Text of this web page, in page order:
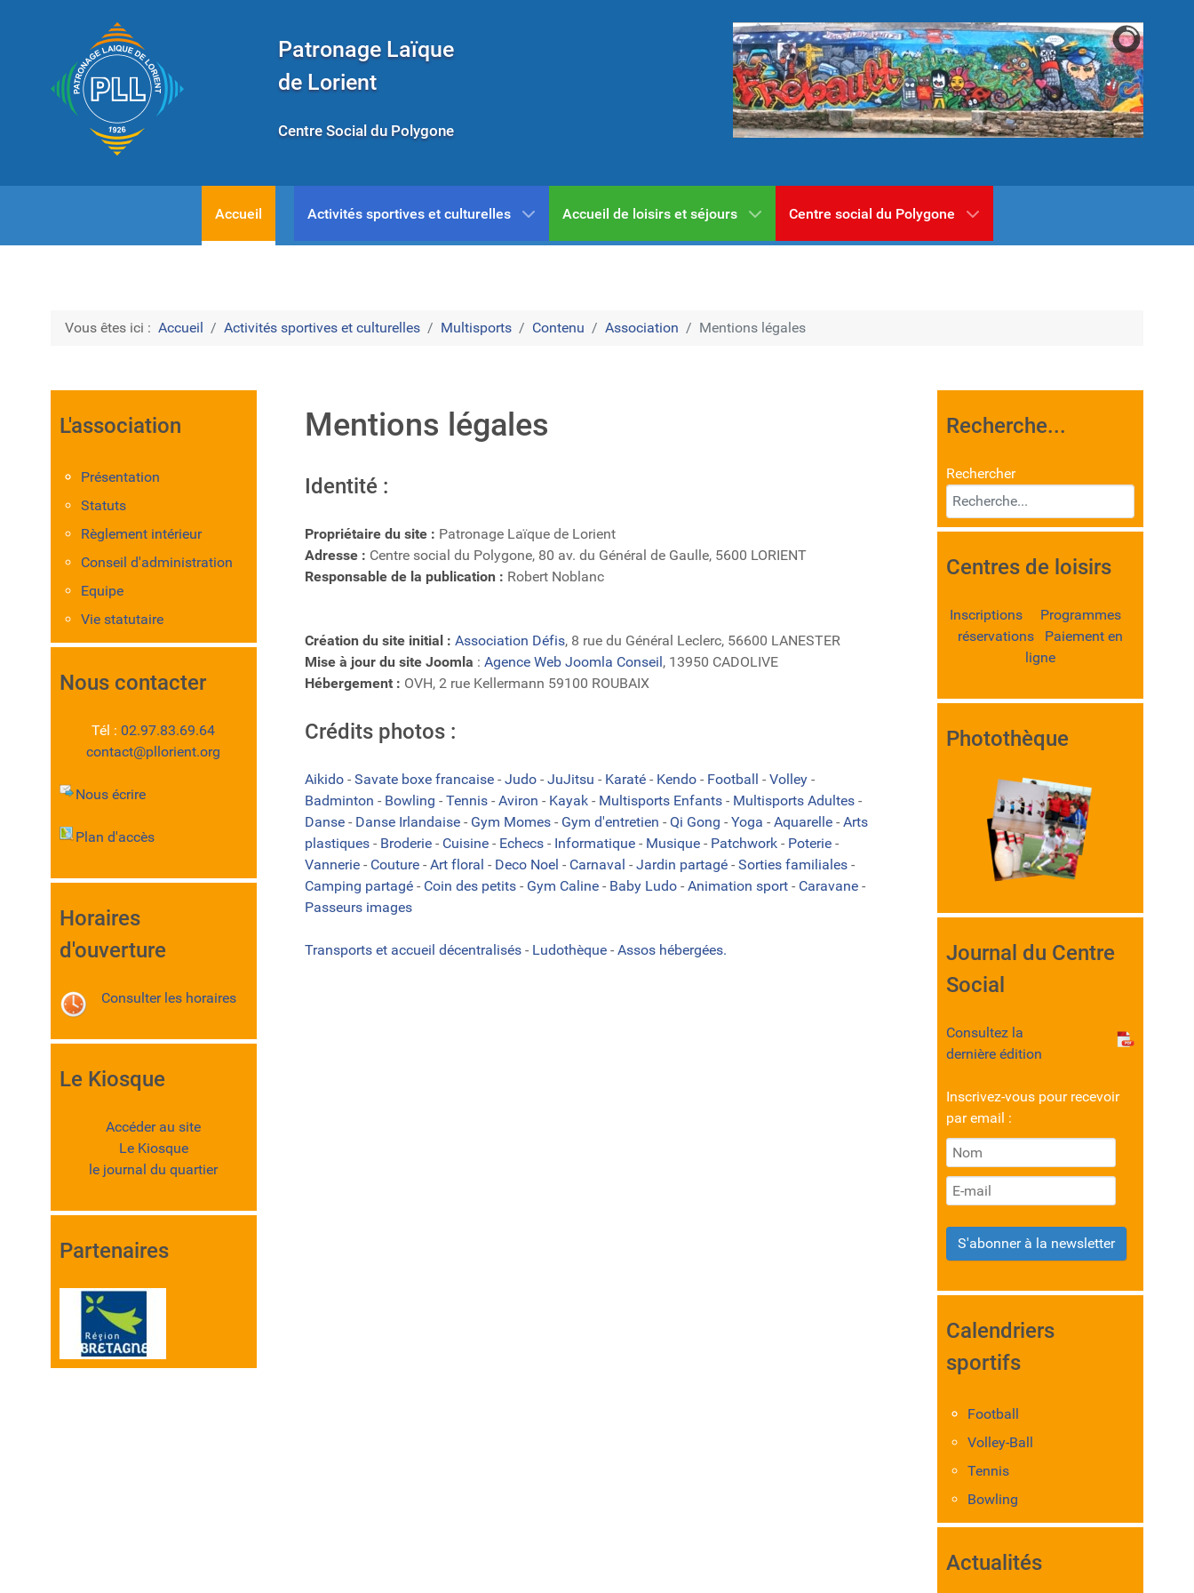
Patronage Laïque
de Lorient
Centre Social du Polygone
Accueil Activités sportives et culturelles Accueil de loisirs et séjours Centre social du Polygone
Vous êtes ici : Accueil Activités sportives et culturelles Multisports Contenu Association Mentions légales
L'association
Présentation
Statuts
Règlement intérieur
Conseil d'administration
Equipe
Vie statutaire
Nous contacter
Tél : 02.97.83.69.64
contact@pllorient.org
Nous écrire
Plan d'accès
Horaires
d'ouverture
Consulter les horaires
Le Kiosque
Accéder au site
Le Kiosque
le journal du quartier
Partenaires
Mentions légales
Identité :
Propriétaire du site : Patronage Laïque de Lorient
Adresse : Centre social du Polygone, 80 av. du Général de Gaulle, 5600 LORIENT
Responsable de la publication : Robert Noblanc
Création du site initial : Association Défis, 8 rue du Général Leclerc, 56600 LANESTER
Mise à jour du site Joomla : Agence Web Joomla Conseil , 13950 CADOLIVE
Hébergement : OVH, 2 rue Kellermann 59100 ROUBAIX
Crédits photos :
Aikido - Savate boxe francaise - Judo - JuJitsu - Karaté - Kendo - Football - Volley -
Badminton - Bowling - Tennis - Aviron - Kayak - Multisports Enfants - Multisports Adultes -
Danse - Danse Irlandaise - Gym Momes - Gym d'entretien - Qi Gong - Yoga - Aquarelle - Arts
plastiques - Broderie - Cuisine - Echecs - Informatique - Musique - Patchwork - Poterie -
Vannerie - Couture - Art floral - Deco Noel - Carnaval - Jardin partagé - Sorties familiales -
Camping partagé - Coin des petits - Gym Caline - Baby Ludo - Animation sport - Caravane -
Passeurs images
Transports et accueil décentralisés - Ludothèque - Assos hébergées.
Recherche...
Rechercher
Centres de loisirs
Inscriptions Programmes
réservations Paiement en
ligne
Photothèque
Journal du Centre
Social
Consultez la
dernière édition
Inscrivez-vous pour recevoir
par email :
S'abonner à la newsletter
Calendriers
sportifs
Football
Volley-Ball
Tennis
Bowling
Actualités